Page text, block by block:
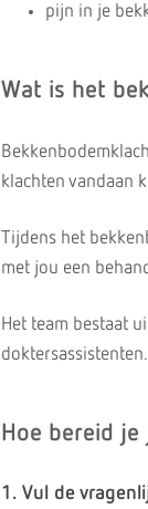
pijn in je
Wat is het
klachten vandaan
Tijdens het
met jou een
Het team bestaat
doktersassistenten.
Hoe bereid je
1. Vul de